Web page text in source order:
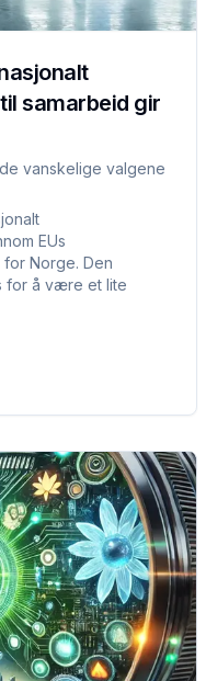
samarbeid gir
vanskelige valgene
EUs
Norge. Den
for å være et lite